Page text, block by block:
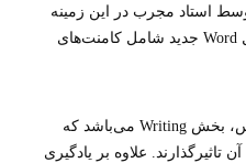
توسط استاد مجرب در این زمینه
) بررسی شده و فایل Word جدید شامل کامنت‌های
یکی از بخش‌های مهم در آزمون آیلتس، بخش Writing می‌باشد که
علاوه بر یادگیری